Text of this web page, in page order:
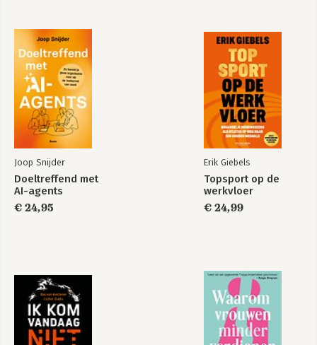
Joop Snijder
Doeltreffend met
AI-agents
€ 24,95
Erik Giebels
Topsport op de
werkvloer
€ 24,99